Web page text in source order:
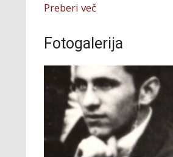
Preberi več
Fotogalerija